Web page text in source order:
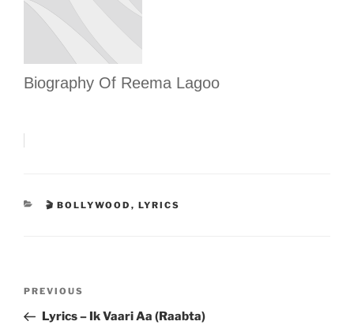
Biography Of Reema Lagoo
CATEGORIES
🎬 BOLLYWOOD , LYRICS
Previous
Post
PREVIOUS
Lyrics – Ik Vaari Aa (Raabta)